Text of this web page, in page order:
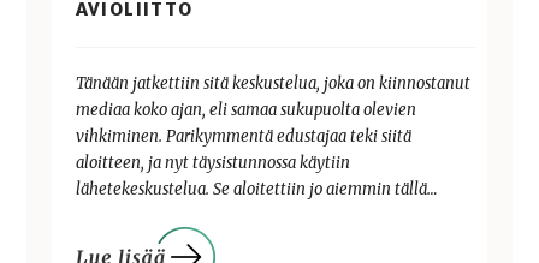
AVIOLIITTO
Tänään jatkettiin sitä keskustelua, joka on kiinnostanut
mediaa koko ajan, eli samaa sukupuolta olevien
vihkiminen. Parikymmentä edustajaa teki siitä
aloitteen, ja nyt täysistunnossa käytiin
lähetekeskustelua. Se aloitettiin jo aiemmin tällä…